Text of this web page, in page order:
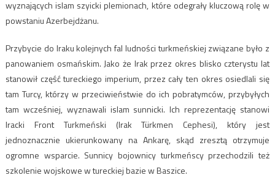
wyznających islam szyicki plemionach, które odegrały kluczową rolę w
powstaniu Azerbejdżanu.
Przybycie do Iraku kolejnych fal ludności turkmeńskiej związane było z
panowaniem osmańskim. Jako że Irak przez okres blisko czterystu lat
stanowił część tureckiego imperium, przez cały ten okres osiedlali się
tam Turcy, którzy w przeciwieństwie do ich pobratymców, przybyłych
tam wcześniej, wyznawali islam sunnicki. Ich reprezentację stanowi
Iracki Front Turkmeński (Irak Türkmen Cephesi), który jest
jednoznacznie ukierunkowany na Ankarę, skąd zresztą otrzymuje
ogromne wsparcie. Sunnicy bojownicy turkmeńscy przechodzili też
szkolenie wojskowe w tureckiej bazie w Baszice.